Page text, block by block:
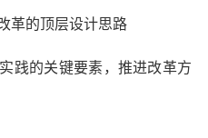
革的顶层设计思路
践的关键要素，推进改革方